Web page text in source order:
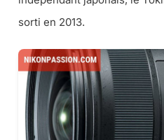
sorti en 2013.